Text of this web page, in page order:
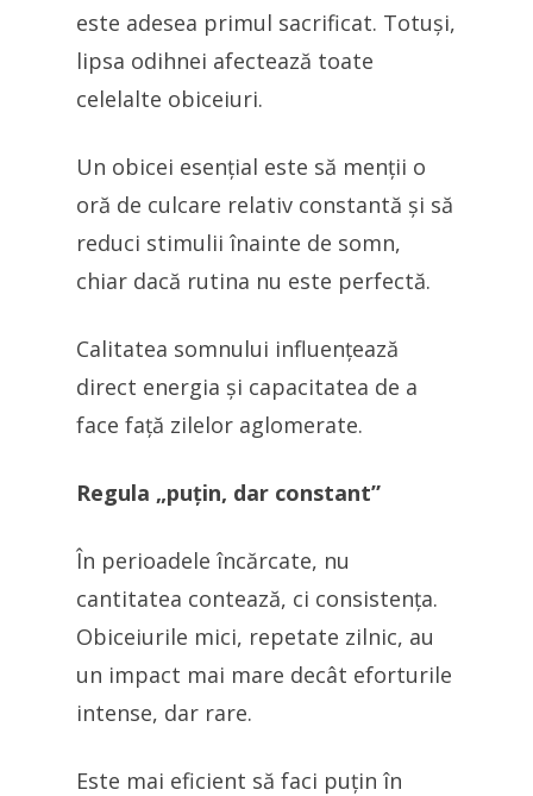
este adesea primul sacrificat. Totuși,
lipsa odihnei afectează toate
celelalte obiceiuri.
Un obicei esențial este să menții o
oră de culcare relativ constantă și să
reduci stimulii înainte de somn,
chiar dacă rutina nu este perfectă.
Calitatea somnului influențează
direct energia și capacitatea de a
face față zilelor aglomerate.
Regula „puțin, dar constant”
În perioadele încărcate, nu
cantitatea contează, ci consistența.
Obiceiurile mici, repetate zilnic, au
un impact mai mare decât eforturile
intense, dar rare.
Este mai eficient să faci puțin în